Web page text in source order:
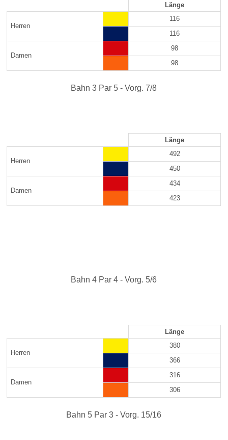
Länge
Herren
116
116
Damen
98
98
Bahn 3 Par 5 - Vorg. 7/8
Länge
Herren
492
450
Damen
434
423
Bahn 4 Par 4 - Vorg. 5/6
Länge
Herren
380
366
Damen
316
306
Bahn 5 Par 3 - Vorg. 15/16